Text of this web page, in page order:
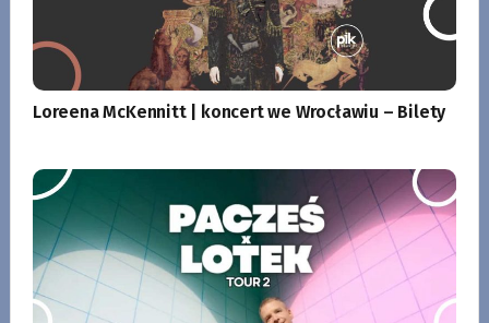
Loreena McKennitt | koncert we Wrocławiu – Bilety